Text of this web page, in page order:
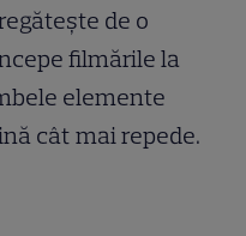
de o
filmările la
elemente
cât mai repede.